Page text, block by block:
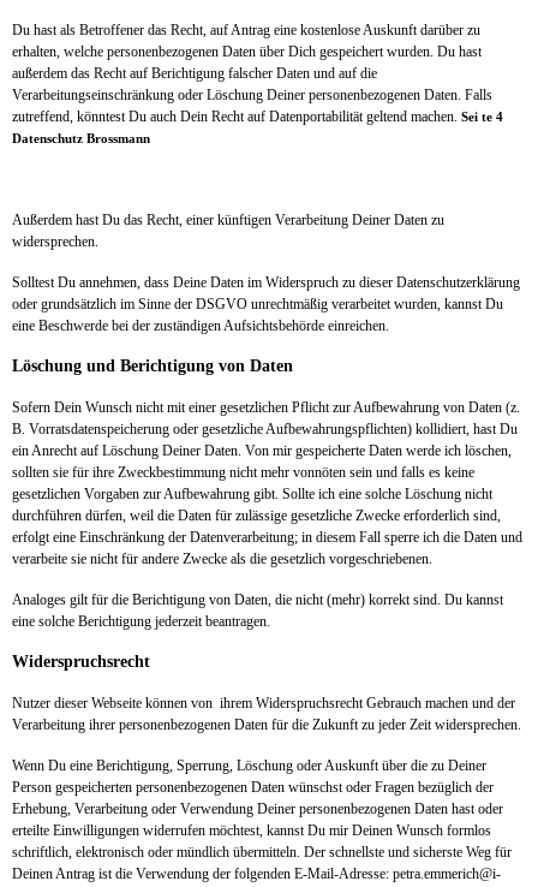
Du hast als Betroffener das Recht, auf Antrag eine kostenlose Auskunft darüber zu
erhalten, welche personenbezogenen Daten über Dich gespeichert wurden. Du hast
außerdem das Recht auf Berichtigung falscher Daten und auf die
Verarbeitungseinschränkung oder Löschung Deiner personenbezogenen Daten. Falls
zutreffend, könntest Du auch Dein Recht auf Datenportabilität geltend machen. Sei te 4
Datenschutz Brossmann
Außerdem hast Du das Recht, einer künftigen Verarbeitung Deiner Daten zu
widersprechen.
Solltest Du annehmen, dass Deine Daten im Widerspruch zu dieser Datenschutzerklärung
oder grundsätzlich im Sinne der DSGVO unrechtmäßig verarbeitet wurden, kannst Du
eine Beschwerde bei der zuständigen Aufsichtsbehörde einreichen.
Löschung und Berichtigung von Daten
Sofern Dein Wunsch nicht mit einer gesetzlichen Pflicht zur Aufbewahrung von Daten (z.
B. Vorratsdatenspeicherung oder gesetzliche Aufbewahrungspflichten) kollidiert, hast Du
ein Anrecht auf Löschung Deiner Daten. Von mir gespeicherte Daten werde ich löschen,
sollten sie für ihre Zweckbestimmung nicht mehr vonnöten sein und falls es keine
gesetzlichen Vorgaben zur Aufbewahrung gibt. Sollte ich eine solche Löschung nicht
durchführen dürfen, weil die Daten für zulässige gesetzliche Zwecke erforderlich sind,
erfolgt eine Einschränkung der Datenverarbeitung; in diesem Fall sperre ich die Daten und
verarbeite sie nicht für andere Zwecke als die gesetzlich vorgeschriebenen.
Analoges gilt für die Berichtigung von Daten, die nicht (mehr) korrekt sind. Du kannst
eine solche Berichtigung jederzeit beantragen.
Widerspruchsrecht
Nutzer dieser Webseite können von ihrem Widerspruchsrecht Gebrauch machen und der
Verarbeitung ihrer personenbezogenen Daten für die Zukunft zu jeder Zeit widersprechen.
Wenn Du eine Berichtigung, Sperrung, Löschung oder Auskunft über die zu Deiner
Person gespeicherten personenbezogenen Daten wünschst oder Fragen bezüglich der
Erhebung, Verarbeitung oder Verwendung Deiner personenbezogenen Daten hast oder
erteilte Einwilligungen widerrufen möchtest, kannst Du mir Deinen Wunsch formlos
schriftlich, elektronisch oder mündlich übermitteln. Der schnellste und sicherste Weg für
Deinen Antrag ist die Verwendung der folgenden E-Mail-Adresse: petra.emmerich@i-